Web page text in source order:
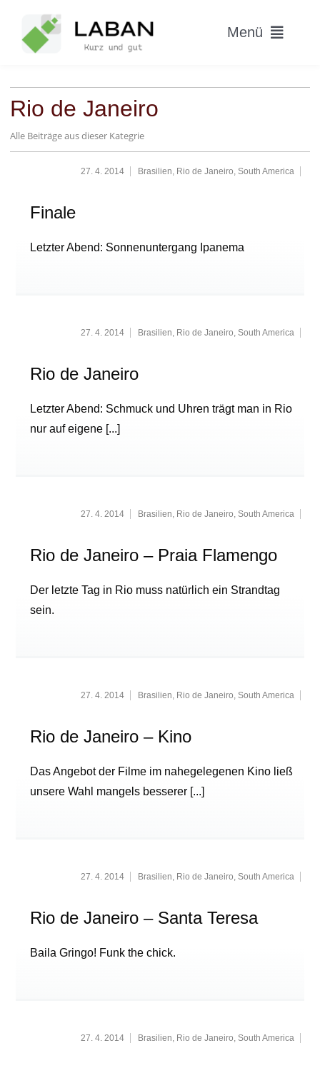
content
Menü
Rio de Janeiro
Alle Beiträge aus dieser Kategrie
27. 4. 2014 Brasilien, Rio de Janeiro, South America
Finale
Letzter Abend: Sonnenuntergang Ipanema
27. 4. 2014 Brasilien, Rio de Janeiro, South America
Rio de Janeiro
Letzter Abend: Schmuck und Uhren trägt man in Rio
nur auf eigene [...]
27. 4. 2014 Brasilien, Rio de Janeiro, South America
Rio de Janeiro – Praia Flamengo
Der letzte Tag in Rio muss natürlich ein Strandtag
sein.
27. 4. 2014 Brasilien, Rio de Janeiro, South America
Rio de Janeiro – Kino
Das Angebot der Filme im nahegelegenen Kino ließ
unsere Wahl mangels besserer [...]
27. 4. 2014 Brasilien, Rio de Janeiro, South America
Rio de Janeiro – Santa Teresa
Baila Gringo! Funk the chick.
27. 4. 2014 Brasilien, Rio de Janeiro, South America